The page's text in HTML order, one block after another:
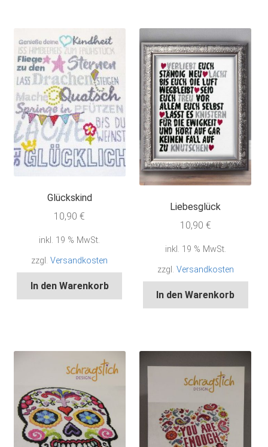
Glückskind
10,90€
inkl. 19 % MwSt.
zzgl.Versandkosten
In den Warenkorb
Liebesglück
10,90 €
inkl. 19 % MwSt.
zzgl. Versandkosten
In den Warenkorb